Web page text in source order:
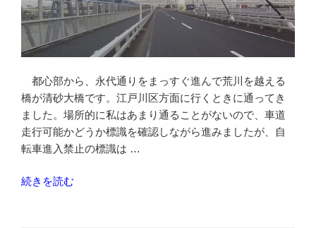
川
を
渡
る-
走
行”
の
都心部から、永代通りをまっすぐ進んで荒川を越える
橋が清砂大橋です。江戸川区方面に行くときに通ってき
ました。場所的に私はあまり通ることがないので、車道
走行可能かどうか標識を確認しながら進みましたが、自
転車進入禁止の標識は …
“清
続きを読む